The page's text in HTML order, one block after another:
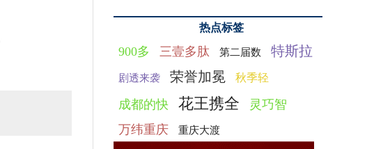
热点标签
900多 三壹多肽 第二届数 特斯拉
剧透来袭 荣誉加冕 秋季轻
成都的快 花王携全
灵巧智
万纬重庆
重庆大渡